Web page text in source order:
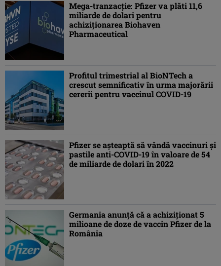
Mega-tranzacţie: Pfizer va plăti 11,6
miliarde de dolari pentru
achiziţionarea Biohaven
Pharmaceutical
Profitul trimestrial al BioNTech a
crescut semnificativ în urma majorării
cererii pentru vaccinul COVID-19
Pfizer se aşteaptă să vândă vaccinuri şi
pastile anti-COVID-19 în valoare de 54
de miliarde de dolari în 2022
Germania anunţă că a achiziţionat 5
milioane de doze de vaccin Pfizer de la
România